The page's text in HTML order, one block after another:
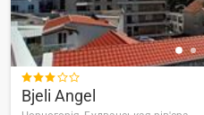

Bjeli Angel